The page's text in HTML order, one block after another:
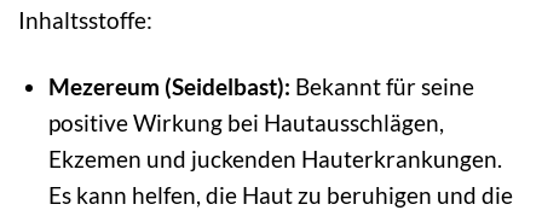
Inhaltsstoffe:
Mezereum (Seidelbast): Bekannt für seine
positive Wirkung bei Hautausschlägen,
Ekzemen und juckenden Hauterkrankungen.
Es kann helfen, die Haut zu beruhigen und die